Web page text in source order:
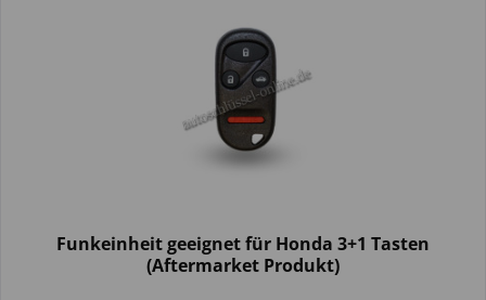
Funkeinheit geeignet für Honda 3+1 Tasten
(Aftermarket Produkt)